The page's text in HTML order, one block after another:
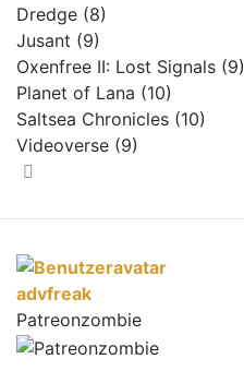
Dredge (8)
Jusant (9)
Oxenfree II: Lost Signals (9)
Planet of Lana (10)
Saltsea Chronicles (10)
Videoverse (9)
advfreak
Patreonzombie